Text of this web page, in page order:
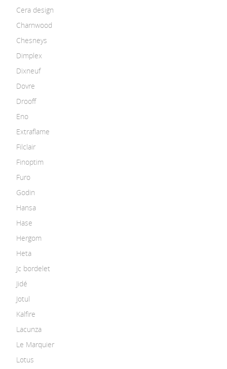
Cera design
Charnwood
Chesneys
Dimplex
Dixneuf
Dovre
Drooff
Eno
Extraflame
Filclair
Finoptim
Furo
Godin
Hansa
Hase
Hergom
Heta
Jc bordelet
Jidé
Jotul
Kalfire
Lacunza
Le Marquier
Lotus